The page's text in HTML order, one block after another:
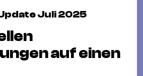
Juli 2025
auf einen